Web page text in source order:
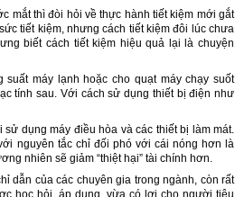
mắt thì đòi hỏi về thực hành tiết kiệm mới gắt
tiết kiệm, nhưng cách tiết kiệm đôi lúc chưa
biết cách tiết kiệm hiệu quả lại là chuyện
máy lạnh hoặc cho quạt máy chạy suốt
tính sau. Với cách sử dụng thiết bị điện như
dụng máy điều hòa và các thiết bị làm mát.
nguyên tắc chỉ đối phó với cái nóng hơn là
nhiên sẽ giảm “thiệt hại” tài chính hơn.
dẫn của các chuyên gia trong ngành, còn rất
học hỏi, áp dụng, vừa có lợi cho người tiêu